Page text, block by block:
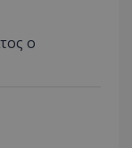
ο